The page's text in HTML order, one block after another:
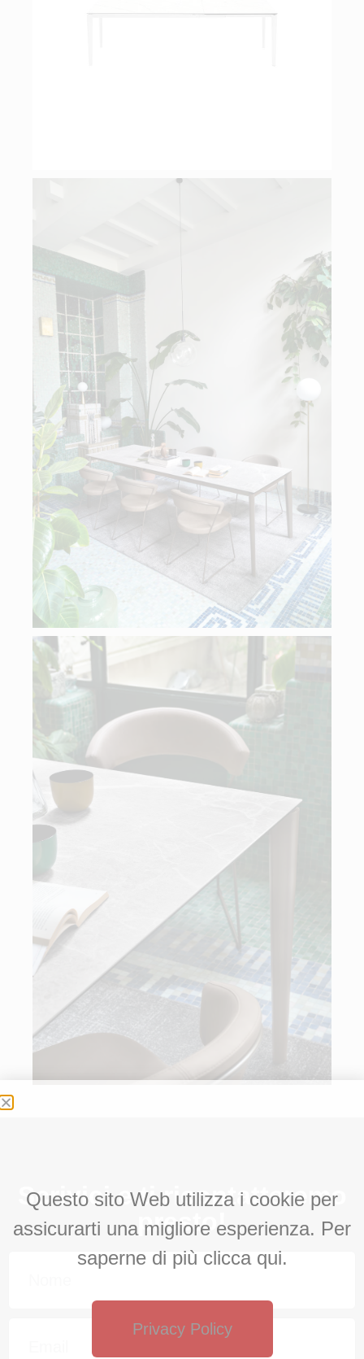
Scrivici e ti ricontatteremo
presto!
Questo sito Web utilizza i cookie per
assicurarti una migliore esperienza. Per
saperne di più clicca qui.
Privacy Policy